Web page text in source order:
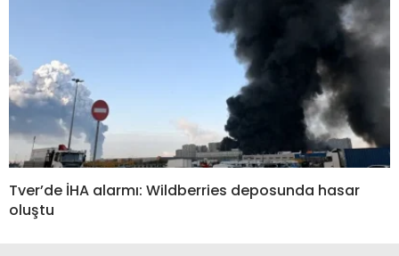
Tver’de İHA alarmı: Wildberries deposunda hasar
oluştu